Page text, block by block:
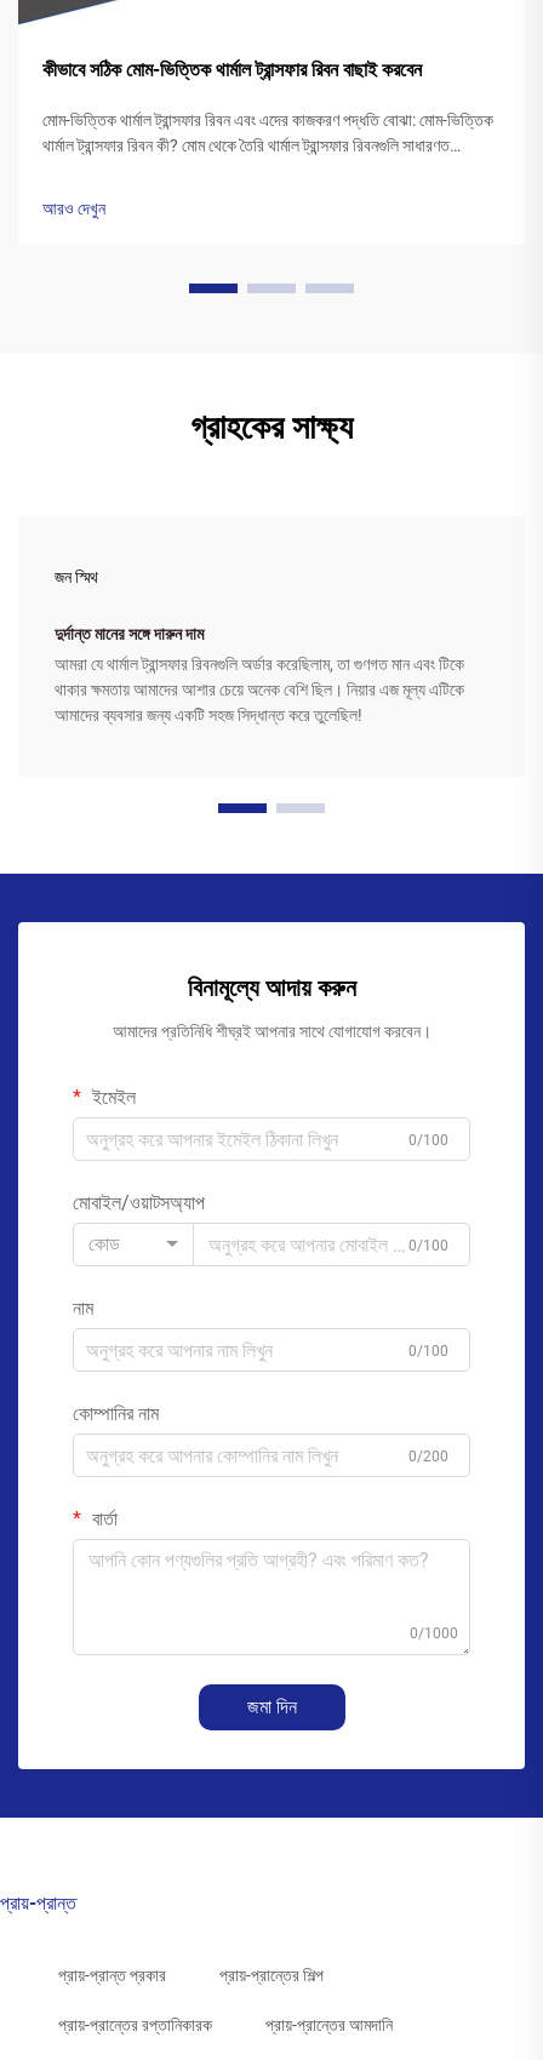
কীভাবে সঠিক মোম-ভিত্তিক থার্মাল ট্রান্সফার রিবন বাছাই করবেন
মোম-ভিত্তিক থার্মাল ট্রান্সফার রিবন এবং এদের কাজকরণ পদ্ধতি বোঝা: মোম-ভিত্তিক
থার্মাল ট্রান্সফার রিবন কী? মোম থেকে তৈরি থার্মাল ট্রান্সফার রিবনগুলি সাধারণত
আরও দেখুন
গ্রাহকের সাক্ষ্য
জন স্মিথ
দুর্দান্ত মানের সঙ্গে দারুন দাম
আমরা যে থার্মাল ট্রান্সফার রিবনগুলি অর্ডার করেছিলাম, তা গুণগত মান এবং টিকে
থাকার ক্ষমতায় আমাদের আশার চেয়ে অনেক বেশি ছিল। নিয়ার এজ মূল্য এটিকে
আমাদের ব্যবসার জন্য একটি সহজ সিদ্ধান্ত করে তুলেছিল!
বিনামূল্যে আদায় করুন
আমাদের প্রতিনিধি শীঘ্রই আপনার সাথে যোগাযোগ করবেন।
ইমেইল
0/100
মোবাইল/ওয়াটসঅ্যাপ
কোড
0/100
নাম
0/100
কোম্পানির নাম
0/200
বার্তা
0/1000
জমা দিন
প্রায়-প্রান্ত
প্রায়-প্রান্ত প্রকার প্রায়-প্রান্তের শিল্প
প্রায়-প্রান্তের রপ্তানিকারক প্রায়-প্রান্তের আমদানি